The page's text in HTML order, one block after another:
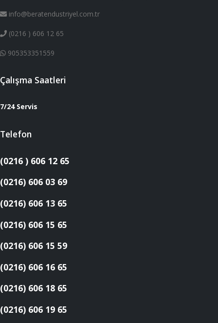
info@beratendustriyel.com.tr
(0216 ) 606 12 65
905353351559
Çalışma Saatleri
7/24 Servis
Telefon
(0216 ) 606 12 65
(0216) 606 03 69
(0216) 606 13 65
(0216) 606 15 65
(0216) 606 15 59
(0216) 606 16 65
(0216) 606 18 65
(0216) 606 19 65